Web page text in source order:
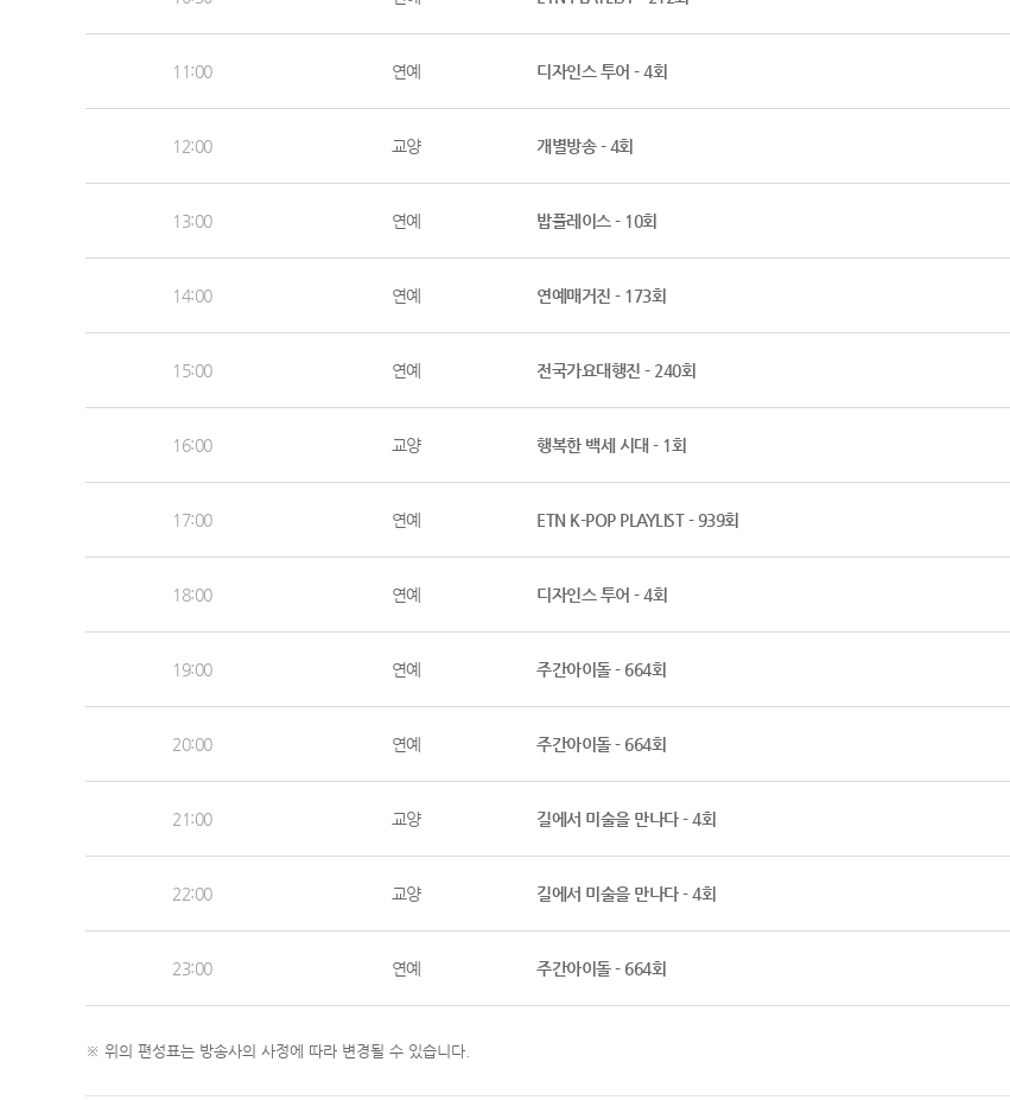
11:00 연예 디자인스 투어 - 4회
12:00 교양 개별방송 - 4회
13:00 연예 밥플레이스 - 10회
14:00 연예 연예매거진 - 173회
15:00 연예 전국가요대행진 - 240회
16:00 교양 행복한 백세 시대 - 1회
17:00 연예 ETN K-POP PLAYLIST - 939회
18:00 연예 디자인스 투어 - 4회
19:00 연예 주간아이돌 - 664회
20:00 연예 주간아이돌 - 664회
21:00 교양 길에서 미술을 만나다 - 4회
22:00 교양 길에서 미술을 만나다 - 4회
23:00 연예 주간아이돌 - 664회
※ 위의 편성표는 방송사의 사정에 따라 변경될 수 있습니다.